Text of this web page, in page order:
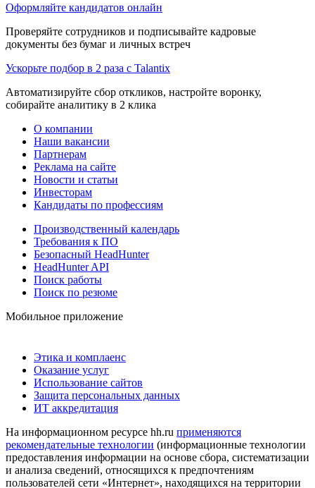
Оформляйте кандидатов онлайн
Проверяйте сотрудников и подписывайте кадровые
документы без бумаг и личных встреч
Ускорьте подбор в 2 раза с Talantix
Автоматизируйте сбор откликов, настройте воронку,
собирайте аналитику в 2 клика
О компании
Наши вакансии
Партнерам
Реклама на сайте
Новости и статьи
Инвесторам
Кандидаты по профессиям
Производственный календарь
Требования к ПО
Безопасный HeadHunter
HeadHunter API
Поиск работы
Поиск по резюме
Мобильное приложение
Этика и комплаенс
Оказание услуг
Использование сайтов
Защита персональных данных
ИТ аккредитация
На информационном ресурсе hh.ru применяются
рекомендательные технологии (информационные технологии
предоставления информации на основе сбора, систематизации
и анализа сведений, относящихся к предпочтениям
пользователей сети «Интернет», находящихся на территории